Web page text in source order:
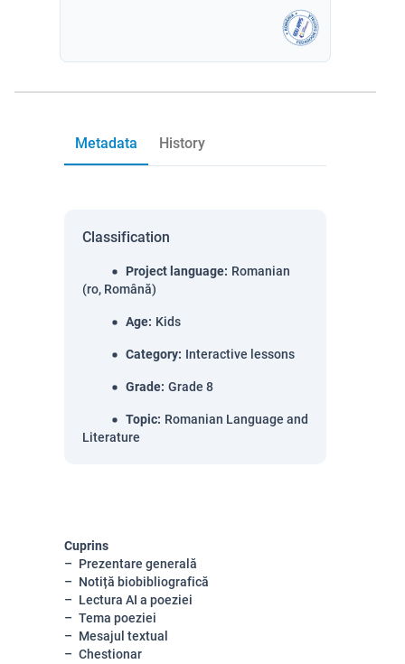
Metadata History
Classification
Project language: Romanian
(ro, Română)
Age: Kids
Category: Interactive lessons
Grade: Grade 8
Topic: Romanian Language and
Literature
Cuprins
Prezentare generală
Notiță biobibliografică
Lectura AI a poeziei
Tema poeziei
Mesajul textual
Chestionar